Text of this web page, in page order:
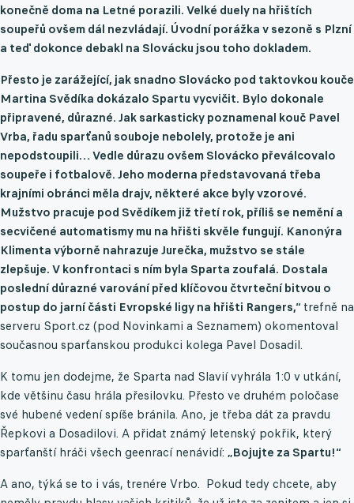
konečně doma na Letné porazili. Velké duely na hřištích
soupeřů ovšem dál nezvládají. Úvodní porážka v sezoně s Plzní
a teď dokonce debakl na Slovácku jsou toho dokladem.
Přesto je zarážející, jak snadno Slovácko pod taktovkou kouče
Martina Svědíka dokázalo Spartu vycvičit. Bylo dokonale
připravené, důrazné. Jak sarkasticky poznamenal kouč Pavel
Vrba, řadu sparťanů souboje nebolely, protože je ani
nepodstoupili…Vedle důrazu ovšem Slovácko převálcovalo
soupeře i fotbalově. Jeho moderna představovaná třeba
krajními obránci měla drajv, některé akce byly vzorové.
Mužstvo pracuje pod Svědíkem již třetí rok, příliš se nemění a
secvičené automatismy mu na hřišti skvěle fungují. Kanonýra
Klimenta výborně nahrazuje Jurečka, mužstvo se stále
zlepšuje. V konfrontaci s ním byla Sparta zoufalá. Dostala
poslední důrazné varování před klíčovou čtvrteční bitvou o
postup do jarní části Evropské ligy na hřišti Rangers,“ trefně na
serveru Sport.cz (pod Novinkami a Seznamem) okomentoval
současnou sparťanskou produkci kolega Pavel Dosadil.
K tomu jen dodejme, že Sparta nad Slavií vyhrála 1:0 v utkání,
kde většinu času hrála přesilovku. Přesto ve druhém poločase
své hubené vedení spíše bránila. Ano, je třeba dát za pravdu
Řepkovi a Dosadilovi. A přidat známý letenský pokřik, který
sparťanští hráči všech geenrací nenávidí: „Bojujte za Spartu!“
A ano, týká se to i vás, trenére Vrbo. Pokud tedy chcete, aby